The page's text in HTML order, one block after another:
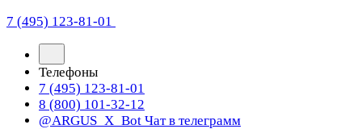
7 (495) 123-81-01
Телефоны
7 (495) 123-81-01
8 (800) 101-32-12
@ARGUS_X_Bot Чат в телеграмм